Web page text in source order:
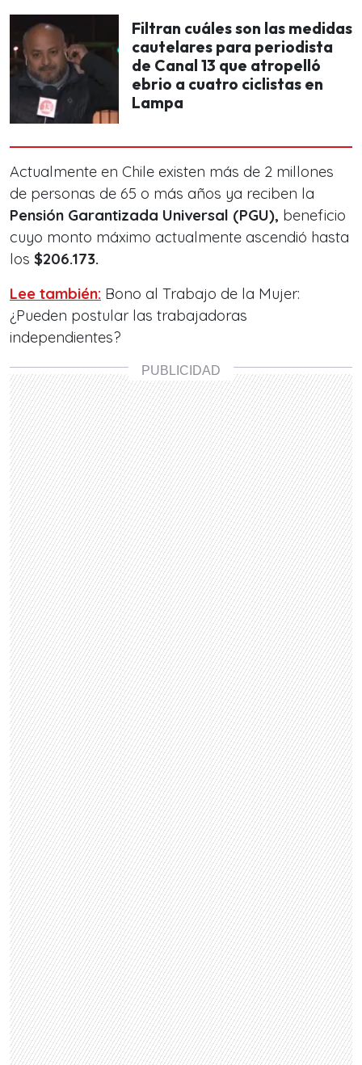
Filtran cuáles son las medidas
cautelares para periodista
de Canal 13 que atropelló
ebrio a cuatro ciclistas en
Lampa
Actualmente en Chile existen más de 2 millones
de personas de 65 o más años ya reciben la
Pensión Garantizada Universal (PGU), beneficio
cuyo monto máximo actualmente ascendió hasta
los $206.173.
Lee también: Bono al Trabajo de la Mujer:
¿Pueden postular las trabajadoras
independientes?